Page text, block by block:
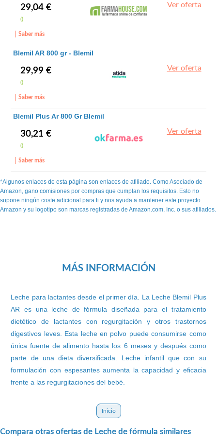
Saber más
29,04 €
()
Ver oferta
Blemil AR 800 gr - Blemil
Saber más
29,99 €
()
Ver oferta
Blemil Plus Ar 800 Gr Blemil
Saber más
30,21 €
()
Ver oferta
*Algunos enlaces de esta página son enlaces de afiliado. Como Asociado de
Amazon, gano comisiones por compras que cumplan los requisitos. Esto no
supone ningún coste adicional para ti y nos ayuda a mantener este proyecto.
Amazon y su logotipo son marcas registradas de Amazon.com, Inc. o sus afiliados.
MÁS INFORMACIÓN
Leche para lactantes desde el primer día. La Leche Blemil Plus
AR es una leche de fórmula diseñada para el tratamiento
dietético de lactantes con regurgitación y otros trastornos
digestivos leves. Esta leche en polvo puede consumirse como
única fuente de alimento hasta los 6 meses y después como
parte de una dieta diversificada. Leche infantil que con su
formulación con espesantes aumenta la capacidad y eficacia
frente a las regurgitaciones del bebé.
Inicio
Compara otras ofertas de Leche de fórmula similares